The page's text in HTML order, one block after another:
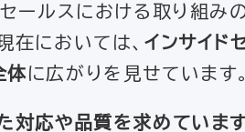
ールスにおける取り組み
在においては、インサイド
体に広がりを見せています。
対応や品質を求めています